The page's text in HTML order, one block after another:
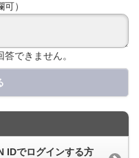
）
できません。
IDでログインする方